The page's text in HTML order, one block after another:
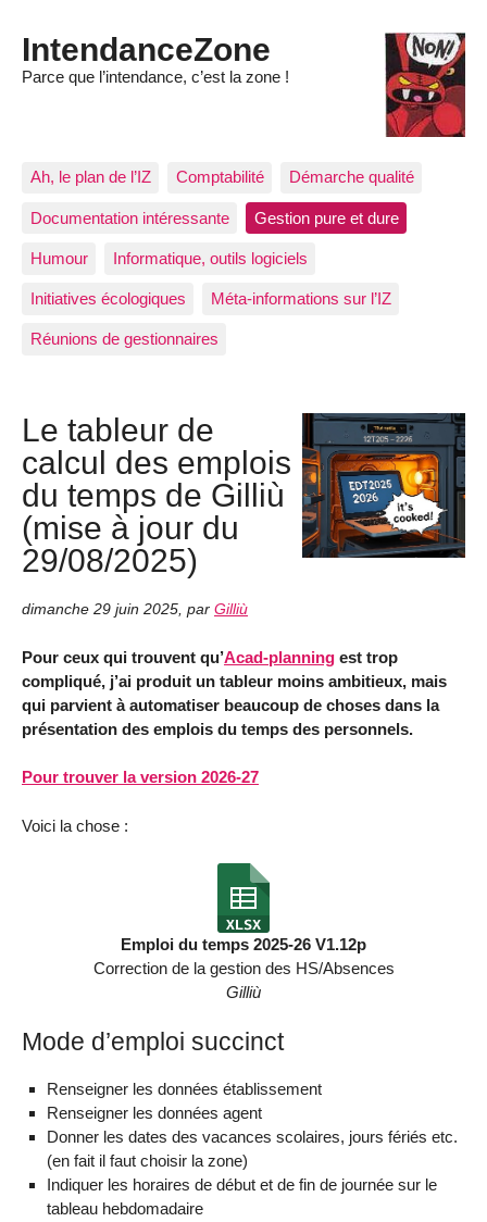
IntendanceZone
Parce que l’intendance, c’est la zone !
Ah, le plan de l’IZ Comptabilité Démarche qualité
Documentation intéressante Gestion pure et dure
Humour Informatique, outils logiciels
Initiatives écologiques Méta-informations sur l’IZ
Réunions de gestionnaires
Le tableur de
calcul des emplois
du temps de Gilliù
(mise à jour du
29/08/2025)
dimanche 29 juin 2025 par Gilliù
Pour ceux qui trouvent qu’Acad-planning est trop
compliqué, j’ai produit un tableur moins ambitieux, mais
qui parvient à automatiser beaucoup de choses dans la
présentation des emplois du temps des personnels.
Pour trouver la version 2026-27
Voici la chose :
Emploi du temps 2025-26 V1.12p
Correction de la gestion des HS/Absences
Gilliù
Mode d’emploi succinct
Renseigner les données établissement
Renseigner les données agent
Donner les dates des vacances scolaires, jours fériés etc.
(en fait il faut choisir la zone)
Indiquer les horaires de début et de fin de journée sur le
tableau hebdomadaire